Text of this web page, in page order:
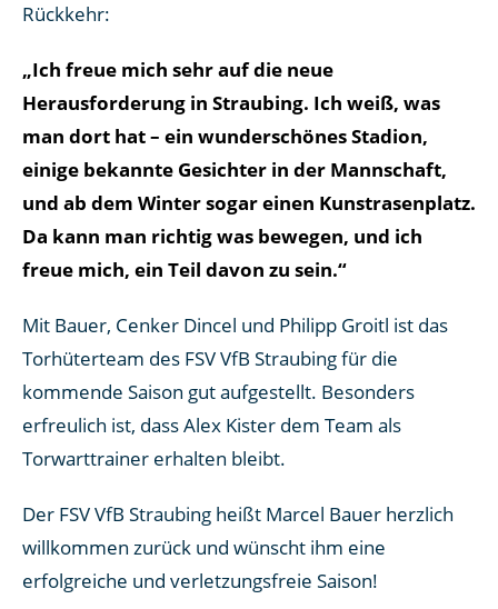
Rückkehr:
„Ich freue mich sehr auf die neue
Herausforderung in Straubing. Ich weiß, was
man dort hat – ein wunderschönes Stadion,
einige bekannte Gesichter in der Mannschaft,
und ab dem Winter sogar einen Kunstrasenplatz.
Da kann man richtig was bewegen, und ich
freue mich, ein Teil davon zu sein.“
Mit Bauer, Cenker Dincel und Philipp Groitl ist das
Torhüterteam des FSV VfB Straubing für die
kommende Saison gut aufgestellt. Besonders
erfreulich ist, dass Alex Kister dem Team als
Torwarttrainer erhalten bleibt.
Der FSV VfB Straubing heißt Marcel Bauer herzlich
willkommen zurück und wünscht ihm eine
erfolgreiche und verletzungsfreie Saison!